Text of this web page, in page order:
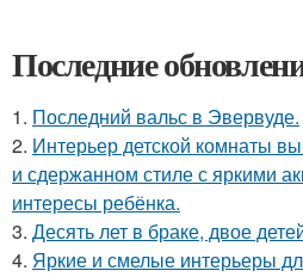
Последние
1. Последний вальс в Эвервуде.
2. Интерьер детской комнаты
и сдержанном стиле с яркими
интересы ребёнка.
3. Десять лет в браке, двое
4. Яркие и смелые интерьеры